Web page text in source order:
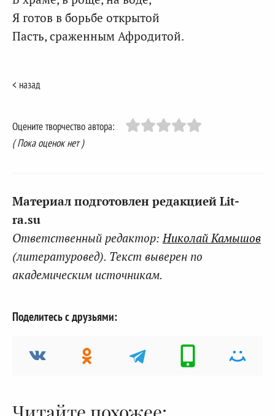
Я готов в борьбе открытой
Пасть, сраженным Афродитой.
< назад
Оцените творчество автора:
( Пока оценок нет )
Материал подготовлен редакцией Lit-
ra.su
Ответственный редактор: Николай Камышов
(литературовед). Текст выверен по
академическим источникам.
Поделитесь с друзьями:
Читайте похожее: